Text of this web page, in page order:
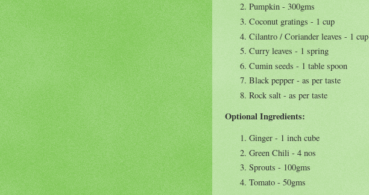
Pumpkin - 300gms
Coconut gratings - 1 cup
Cilantro / Coriander leaves - 1 cup
Curry leaves - 1 spring
Cumin seeds - 1 table spoon
Black pepper - as per taste
Rock salt - as per taste
Optional Ingredients:
Ginger - 1 inch cube
Green Chili - 4 nos
Sprouts - 100gms
Tomato - 50gms